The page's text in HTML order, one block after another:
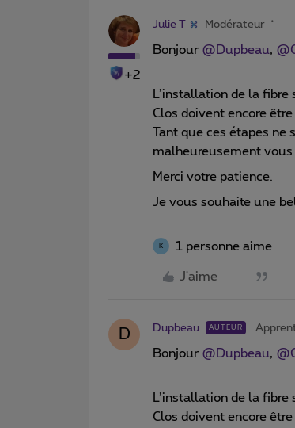
+2
Julie T Modérateur
Bonjour ​ @Dupbeau, ​
L’installation de la
Clos doivent encore
Tant que ces étapes ne
malheureusement vous
Merci votre patience.
Je vous souhaite une
K 1 personne aime
J'aime
D Dupbeau AUTEUR
Bonjour ​ @Dupbeau, ​
L’installation de la
Clos doivent encore